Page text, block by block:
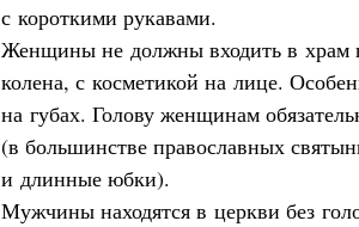
с короткими рукавами.
Женщины не должны входить в
колена, с косметикой на лице.
на губах. Голову женщинам
(в большинстве православных
и длинные юбки).
Мужчины находятся в церкви без